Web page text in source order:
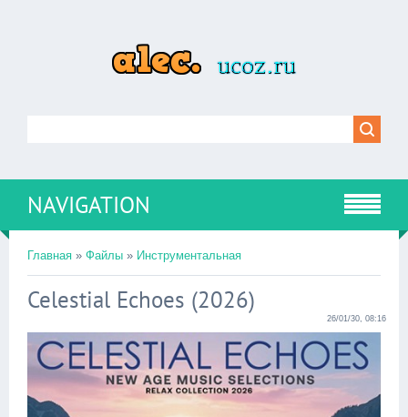
NAVIGATION
Главная » Файлы » Инструментальная
Celestial Echoes (2026)
26/01/30, 08:16